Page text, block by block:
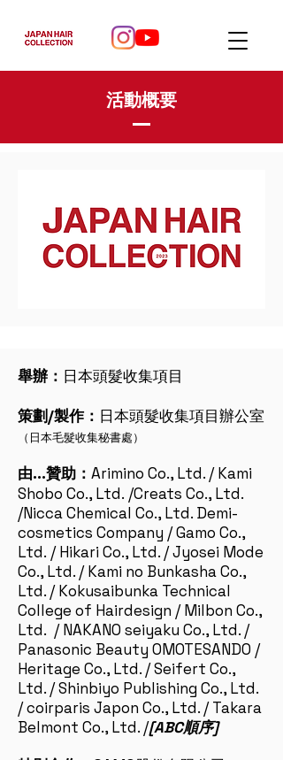
活動概要
舉辦： 日本頭髮收集項目
策劃/製作： 日本頭髮收集項目辦公室
（日本毛髮收集秘書處）
由...贊助： Arimino Co., Ltd. / Kami
Shobo Co., Ltd. /Creats Co., Ltd.
/Nicca Chemical Co., Ltd. Demi-
cosmetics Company / Gamo Co.,
Ltd. / Hikari Co., Ltd. / Jyosei Mode
Co., Ltd. / Kami no Bunkasha Co.,
Ltd. / Kokusaibunka Technical
College of Hairdesign / Milbon Co.,
Ltd. / NAKANO seiyaku Co., Ltd. /
Panasonic Beauty OMOTESANDO /
Heritage Co., Ltd. / Seifert Co.,
Ltd. / Shinbiyo Publishing Co., Ltd.
/ coirparis Japon Co., Ltd. / Takara
Belmont Co., Ltd. /[ABC順序]